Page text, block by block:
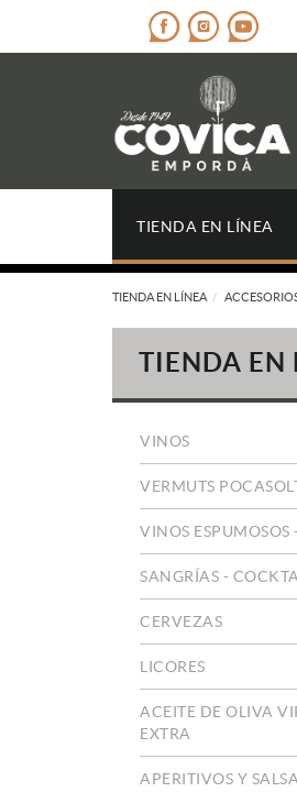
TIENDA EN LÍNEA
TIENDA EN LÍNEA
TIENDA EN
VINOS
VERMUTS
VINOS ESPUMOSOS
SANGRÍAS -
CERVEZAS
LICORES
ACEITE DE OLIVA
EXTRA
APERITIVOS Y